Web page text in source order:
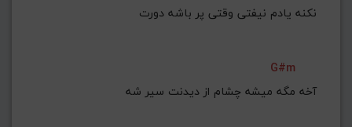
نکنه یادم نیفتی وقتی پر باشه دورت
G#m
آخه مگه میشه چشام از دیدنت سیر شه